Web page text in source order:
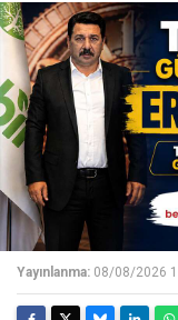
Yayınlanma: 08/08/2026